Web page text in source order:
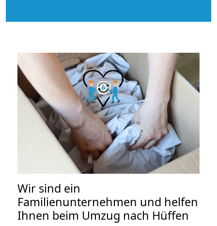
Wir sind ein
Familienunternehmen und helfen
Ihnen beim Umzug nach Hüffen